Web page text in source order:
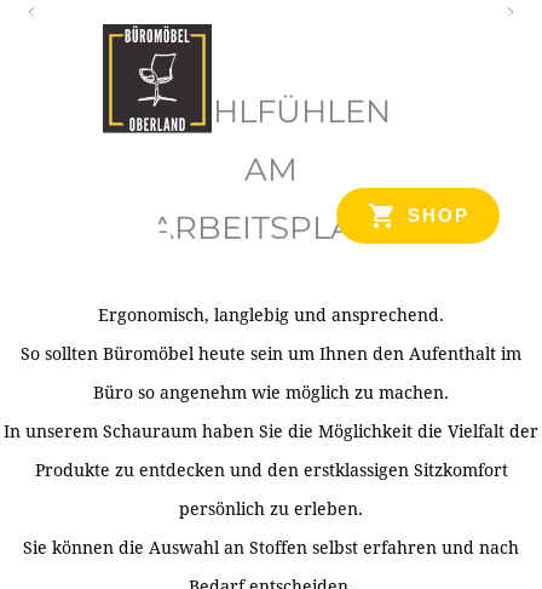
SHOP
WOHLFÜHLEN
AM
ARBEITSPLATZ
Ergonomisch, langlebig und ansprechend.
So sollten Büromöbel heute sein um Ihnen den Aufenthalt im
Büro so angenehm wie möglich zu machen.
In unserem Schauraum haben Sie die Möglichkeit die Vielfalt der
Produkte zu entdecken und den erstklassigen Sitzkomfort
persönlich zu erleben.
Sie können die Auswahl an Stoffen selbst erfahren und nach